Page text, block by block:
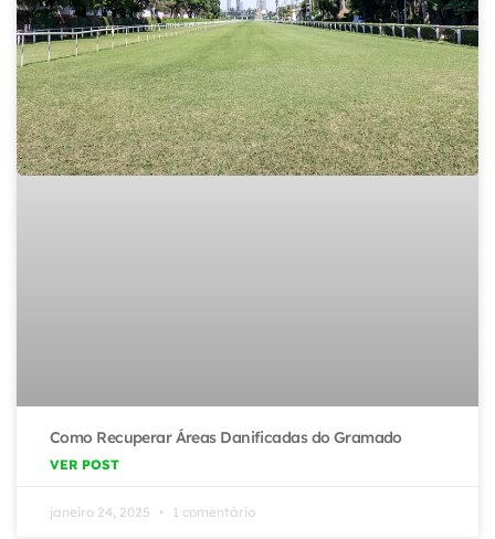
Como Recuperar Áreas Danificadas do Gramado
VER POST
janeiro 24, 2025 1 comentário